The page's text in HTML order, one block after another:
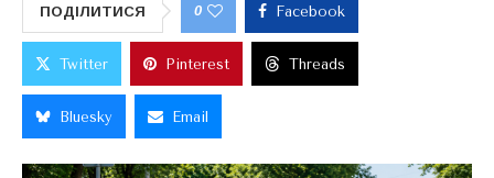
ПОДІЛИТИСЯ 0 Facebook
Twitter Pinterest Threads
Bluesky Email